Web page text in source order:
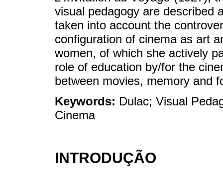
visual pedagogy are described
taken into account the
configuration of cinema as art
women, of which she actively
role of education by/for the
between movies, memory and
Keywords: Dulac; Visual
Cinema
INTRODUÇÃO